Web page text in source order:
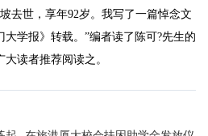
去世，享年92岁。我写了一篇悼念文
学报》转载。”编者读了陈可?先生的
读者推荐阅读之。